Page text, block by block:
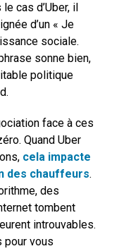
cas d’Uber, il
d’un « Je
sociale.
sonne bien,
politique
face à ces
Quand Uber
cela impacte
des chauffeurs.
des
tombent
introuvables.
pour vous